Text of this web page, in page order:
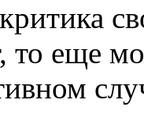
то еще